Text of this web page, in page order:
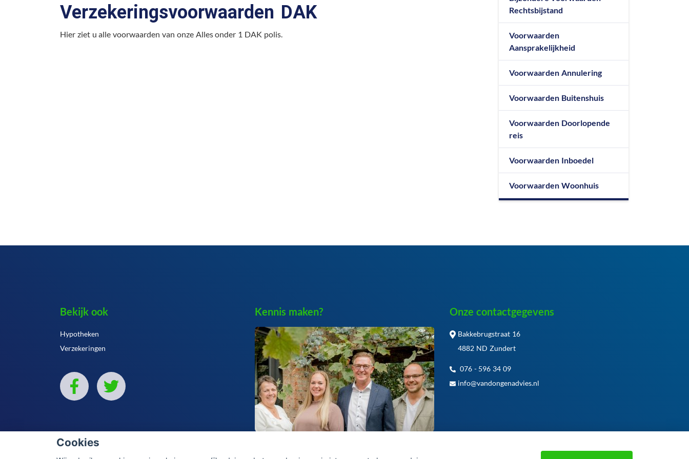
Cookies
Aanvraag
bestelautoverzekering
Aanvraag
vrachtautoverzekering
caravanverzekering
Verzekeringsvoorwaarden DAK
Hier ziet u alle voorwaarden van onze Alles onder 1 DAK polis.
Rechtsbijstand
Voorwaarden
Aansprakelijkheid
Voorwaarden Annulering
Voorwaarden Buitenshuis
Voorwaarden Doorlopende
reis
Voorwaarden Inboedel
Voorwaarden Woonhuis
Bekijk ook
Hypotheken
Verzekeringen
Kennis maken? Onze contactgegevens
Bakkebrugstraat 16
4882 ND Zundert
076 - 596 34 09
info@vandongenadvies.nl